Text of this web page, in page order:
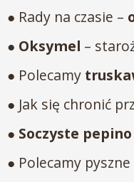
● Rady na czasie –
● Oksymel –
● Polecamy
● Jak się chronić
● Soczyste pepino
● Polecamy